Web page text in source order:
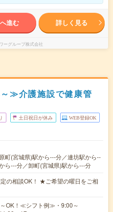
進む 詳しく見る
ーグループ株式会社
～≫介護施設で健康管
土日祝日が休み WEB登録OK
町(宮城県)駅から---分／連坊駅から--
ら---分／卸町(宮城県)駅から---分
の相談OK！ ★ご希望の曜日をご相
～OK！≪シフト例≫・9:00～